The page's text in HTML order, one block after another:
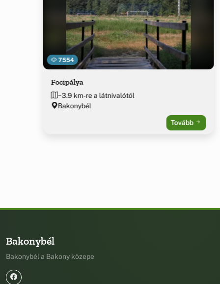
7554
Focipálya
~3.9 km-re a látnivalótól
Bakonybél
Tovább
Bakonybél
Bakonybél a Bakony közepe